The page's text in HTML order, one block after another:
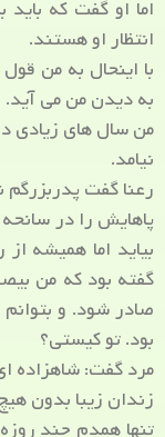
اما او گفت که
انتظار او هستند.
با اینحال به من
به دیدن من می آید.
من سال های زیادی
نیامد.
رعنا گفت پدربزرگم
پاهایش را در
بیاید اما همیشه
گفته بود که من
صادر شود. و بتوانم
بود. تو کیستی؟
مرد گفت: شاهزاده
زندان زیبا بدون
تنها همدم چند